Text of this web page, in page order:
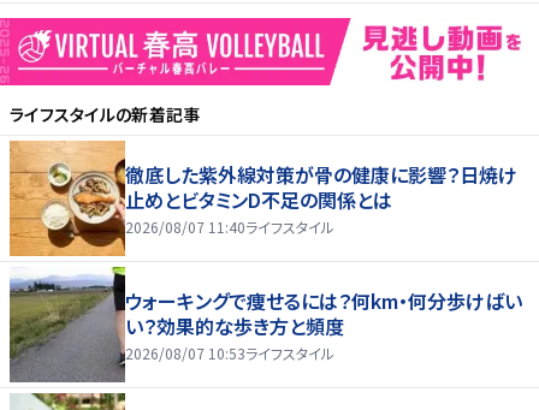
ライフスタイルの新着記事
徹底した紫外線対策が骨の健康に影響？日焼け
止めとビタミンD不足の関係とは
2026/08/07 11:40ライフスタイル
ウォーキングで痩せるには？何km・何分歩けばい
い？効果的な歩き方と頻度
2026/08/07 10:53ライフスタイル